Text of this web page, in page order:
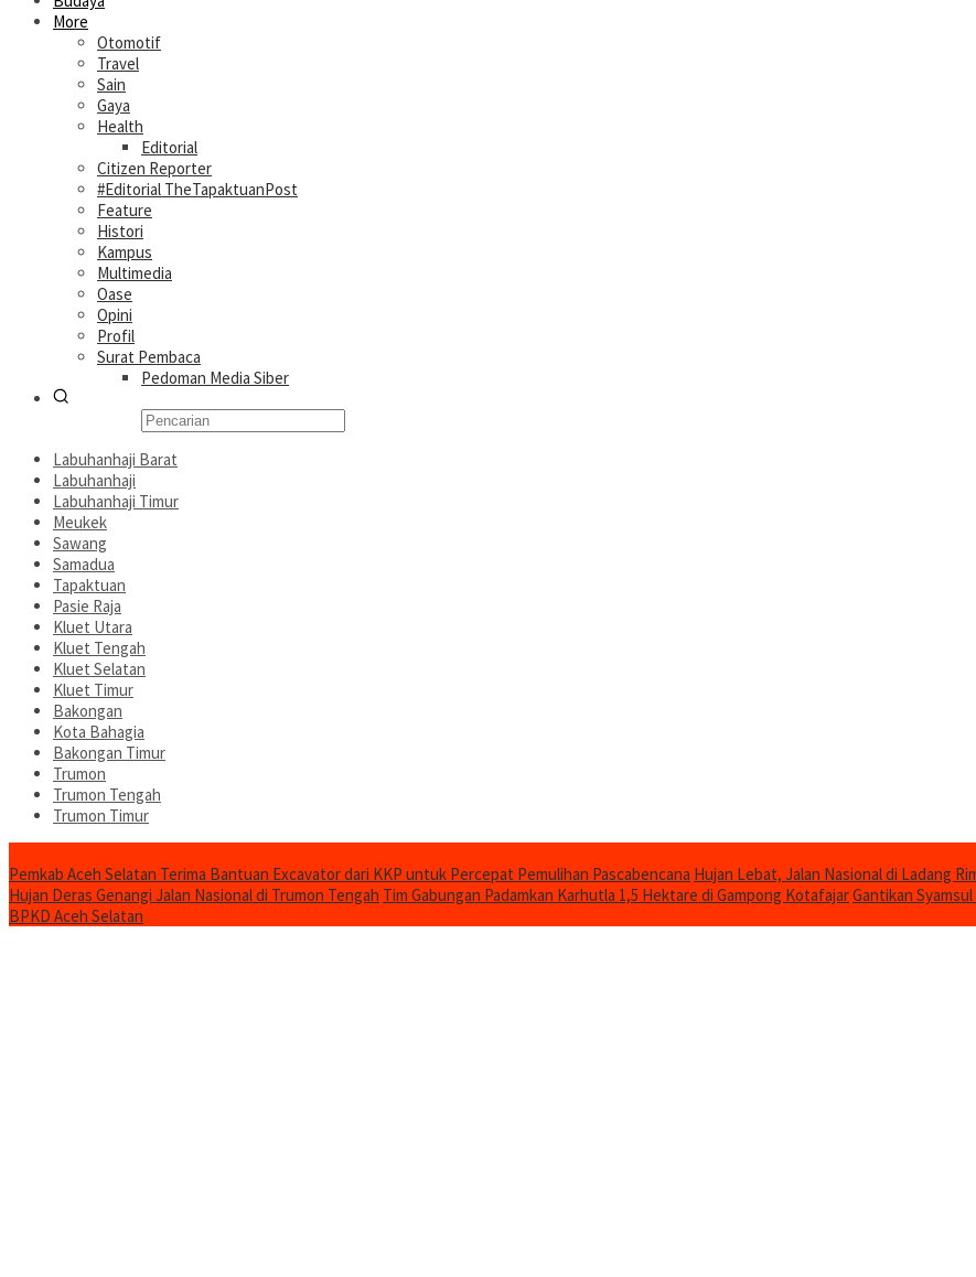
More
Otomotif
Travel
Sain
Gaya
Health
Editorial
Citizen Reporter
#Editorial TheTapaktuanPost
Feature
Histori
Kampus
Multimedia
Oase
Opini
Profil
Surat Pembaca
Pedoman Media Siber
Labuhanhaji Barat
Labuhanhaji
Labuhanhaji Timur
Meukek
Sawang
Samadua
Tapaktuan
Pasie Raja
Kluet Utara
Kluet Tengah
Kluet Selatan
Kluet Timur
Bakongan
Kota Bahagia
Bakongan Timur
Trumon
Trumon Tengah
Trumon Timur
Pemkab Aceh Selatan Terima Bantuan Excavator dari KKP untuk Percepat Pemulihan Pascabencana Hujan Lebat, Jalan Nasional di Ladang
Hujan Deras Genangi Jalan Nasional di Trumon Tengah Tim Gabungan Padamkan Karhutla 1,5 Hektare di Gampong KotafajarGantikan
BPKD Aceh Selatan